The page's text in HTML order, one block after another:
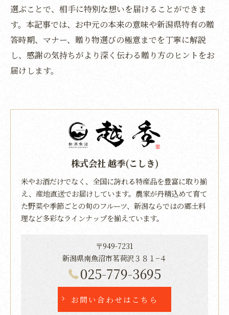
選ぶことで、相手に特別な想いを届けることができま
す。本記事では、お中元の本来の意味や新潟県特有の贈
答時期、マナー、贈り物選びの極意までを丁寧に解説
し、感謝の気持ちがより深く伝わる贈り方のヒントをお
届けします。
株式会社 越季(こしき)
米やお酒だけでなく、全国に誇れる特産品を豊富に取り揃
え、産地直送でお届けしています。農家が丹精込めて育て
た野菜や季節ごとの旬のフルーツ、新潟ならではの郷土料
理など多彩なラインナップを揃えています。
〒949-7231
新潟県南魚沼市茗荷沢３８１−４
025-779-3695
お問い合わせはこちら